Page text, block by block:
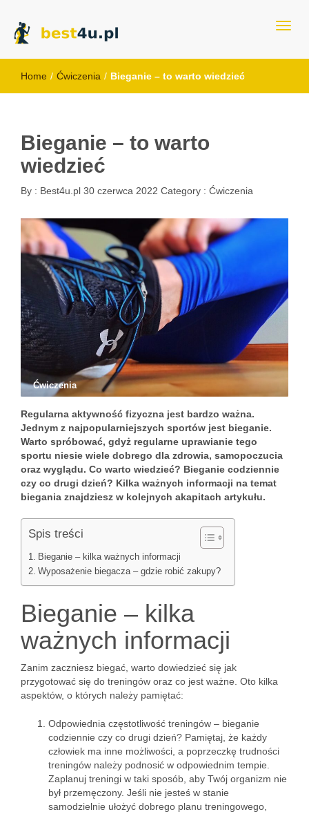
best4u.pl
Home / Ćwiczenia / Bieganie – to warto wiedzieć
Bieganie – to warto
wiedzieć
By : Best4u.pl 30 czerwca 2022 Category : Ćwiczenia
Ćwiczenia
Regularna aktywność fizyczna jest bardzo ważna.
Jednym z najpopularniejszych sportów jest bieganie.
Warto spróbować, gdyż regularne uprawianie tego
sportu niesie wiele dobrego dla zdrowia, samopoczucia
oraz wyglądu. Co warto wiedzieć? Bieganie codziennie
czy co drugi dzień? Kilka ważnych informacji na temat
biegania znajdziesz w kolejnych akapitach artykułu.
Spis treści
Bieganie – kilka ważnych informacji
Wyposażenie biegacza – gdzie robić zakupy?
Bieganie – kilka
ważnych informacji
Zanim zaczniesz biegać, warto dowiedzieć się jak
przygotować się do treningów oraz co jest ważne. Oto kilka
aspektów, o których należy pamiętać:
Odpowiednia częstotliwość treningów – bieganie
codziennie czy co drugi dzień? Pamiętaj, że każdy
człowiek ma inne możliwości, a poprzeczkę trudności
treningów należy podnosić w odpowiednim tempie.
Zaplanuj treningi w taki sposób, aby Twój organizm nie
był przemęczony. Jeśli nie jesteś w stanie
samodzielnie ułożyć dobrego planu treningowego,